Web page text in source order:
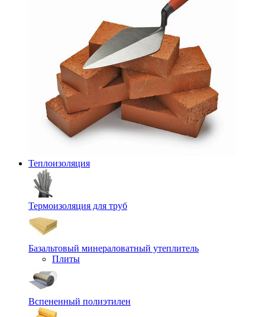
Теплоизоляция
Термоизоляция для труб
Базальтовый минераловатный утеплитель
Плиты
Вспененный полиэтилен